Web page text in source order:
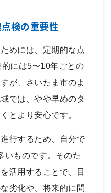
検の重要性
めには、定期的な点
には5〜10年ごとの
が、さいたま市のよ
では、やや早めのタ
とより安心です。
行するため、自分で
いものです。そのた
活用することで、目
劣化や、将来的に問